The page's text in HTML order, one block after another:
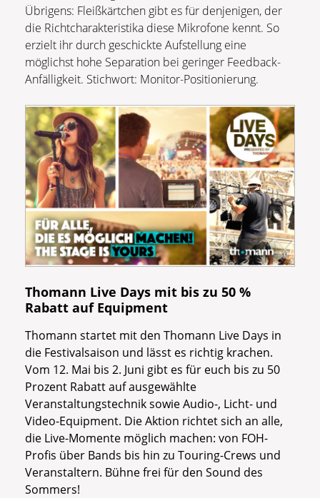
Übrigens: Fleißkärtchen gibt es für denjenigen, der
die Richtcharakteristika diese Mikrofone kennt. So
erzielt ihr durch geschickte Aufstellung eine
möglichst hohe Separation bei geringer Feedback-
Anfälligkeit. Stichwort: Monitor-Positionierung.
Thomann Live Days mit bis zu 50 %
Rabatt auf Equipment
Thomann startet mit den Thomann Live Days in
die Festivalsaison und lässt es richtig krachen.
Vom 12. Mai bis 2. Juni gibt es für euch bis zu 50
Prozent Rabatt auf ausgewählte
Veranstaltungstechnik sowie Audio-, Licht- und
Video-Equipment. Die Aktion richtet sich an alle,
die Live-Momente möglich machen: von FOH-
Profis über Bands bis hin zu Touring-Crews und
Veranstaltern. Bühne frei für den Sound des
Sommers!